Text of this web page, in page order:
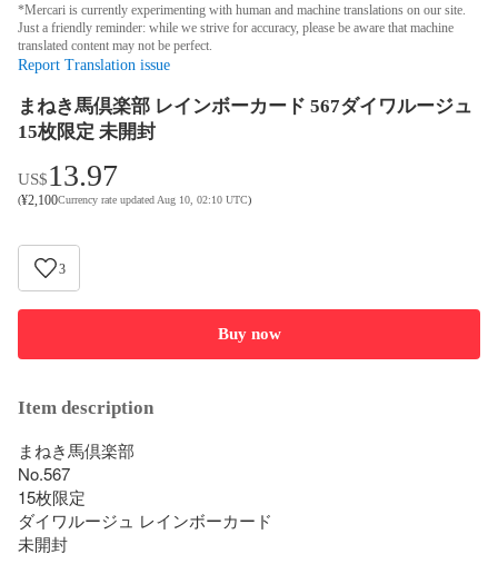
*Mercari is currently experimenting with human and machine translations on our site.
Just a friendly reminder: while we strive for accuracy, please be aware that machine
translated content may not be perfect.
Report Translation issue
まねき馬倶楽部 レインボーカード 567ダイワルージュ
15枚限定 未開封
US$13.97
(¥2,100Currency rate updated Aug 10, 02:10 UTC)
3
Buy now
Item description
まねき馬倶楽部
No.567
15枚限定
ダイワルージュ レインボーカード
未開封